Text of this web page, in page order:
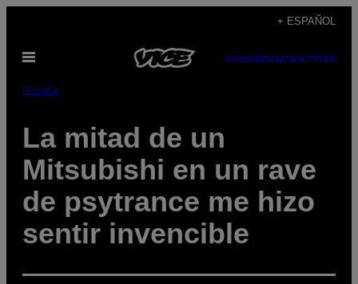
contenido
+ ESPAÑOL
Abrir
SUBSCRIBENEWSLETTER
Música
La mitad de un
Mitsubishi en un rave
de psytrance me hizo
sentir invencible